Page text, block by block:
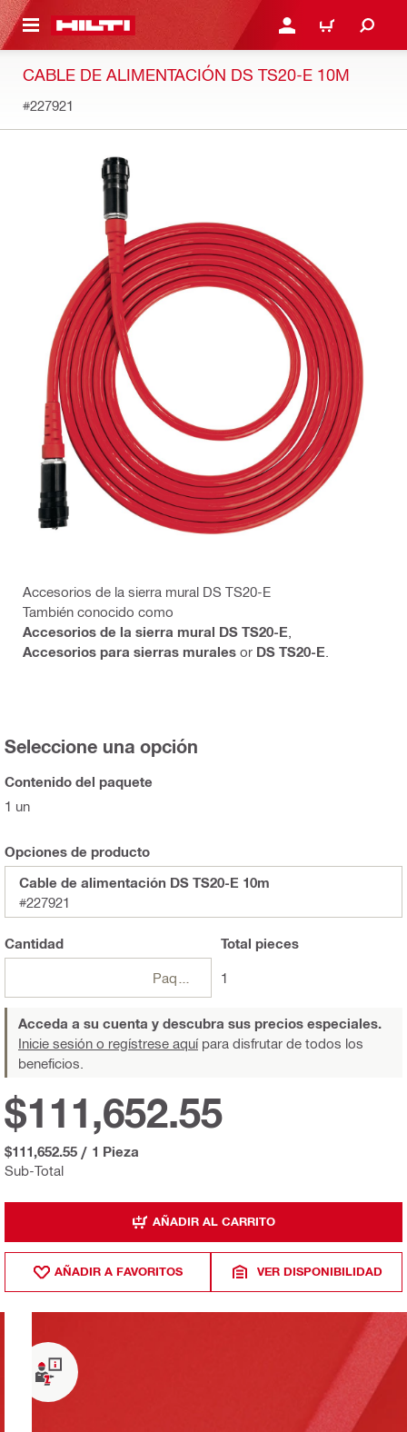
PRINCIPAL INICIE SESIÓN O
CARRITO
CABLE DE ALIMENTACIÓN DS TS20-E 10M
#227921
Accesorios de la sierra mural DS TS20-E
También conocido como
Accesorios de la sierra mural DS TS20-E
Accesorios para sierras murales or DS TS20-E
Seleccione una opción
Contenido del paquete
1 un
Opciones de producto
Cable de alimentación DS TS20-E 10m
#227921
Cantidad Total pieces
1
Acceda a su cuenta y descubra sus precios especiales.
Inicie sesión o regístrese aquípara disfrutar de todos los
beneficios.
Sub-Total
$111,652.55
$111,652.55 / 1 Pieza
AÑADIR AL CARRITO
AÑADIR A FAVORITOS VER DISPONIBILIDAD